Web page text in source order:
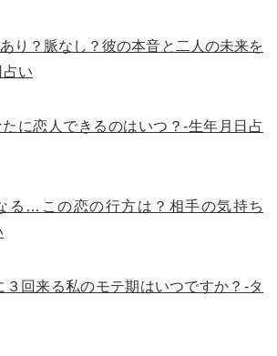
り？脈なし？彼の本音と二人の未来を
占い
に恋人できるのはいつ？-生年月日占
る…この恋の行方は？相手の気持ち
３回来る私のモテ期はいつですか？-タ